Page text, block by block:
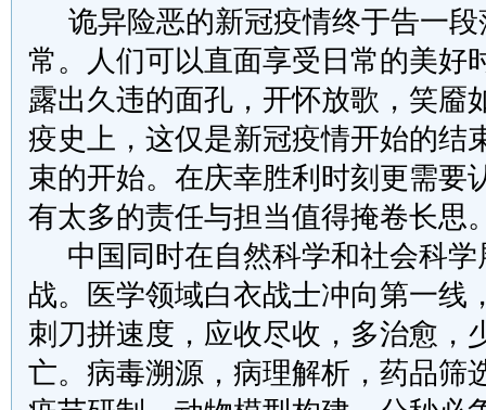
诡异险恶的新冠疫情终于告一
常。人们可以直面享受日常的美好
露出久违的面孔，开怀放歌，笑靥
疫史上，这仅是新冠疫情开始的结
束的开始。在庆幸胜利时刻更需要
有太多的责任与担当值得掩卷长思
中国同时在自然科学和社会科
战。医学领域白衣战士冲向第一线
刺刀拼速度，应收尽收，多治愈，
亡。病毒溯源，病理解析，药品筛